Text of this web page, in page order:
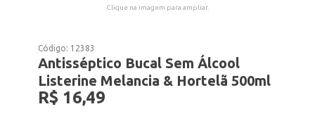
Clique na imagem para ampliar.
Código: 12383
Antisséptico Bucal Sem Álcool
Listerine Melancia & Hortelã 500ml
R$ 16,49